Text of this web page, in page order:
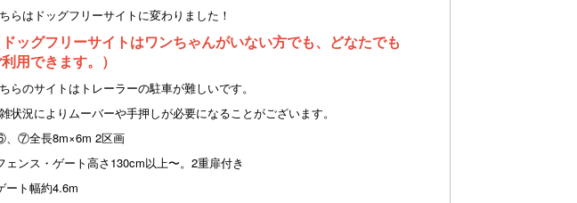
らはドッグフリーサイトに変わりました！
ドッグフリーサイトはワンちゃんがいない方でも、どなたでも
用できます。）
らのサイトはトレーラーの駐車が難しいです。
状況によりムーバーや手押しが必要になることがございます。
⑦全長8m×6m 2区画
ェンス・ゲート高さ130cm以上〜。2重扉付き
ート幅約4.6m